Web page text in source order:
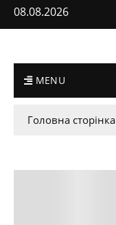
08.08.2026
MENU
Головна сторінка